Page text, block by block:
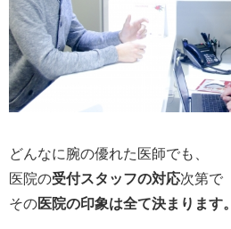
どんなに腕の優れた医師でも、
医院の受付スタッフの対応次第で
その医院の印象は全て決まります。